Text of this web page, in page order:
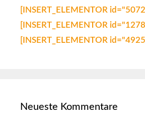
[INSERT_ELEMENTOR
[INSERT_ELEMENTOR
[INSERT_ELEMENTOR
Neueste Kommentare